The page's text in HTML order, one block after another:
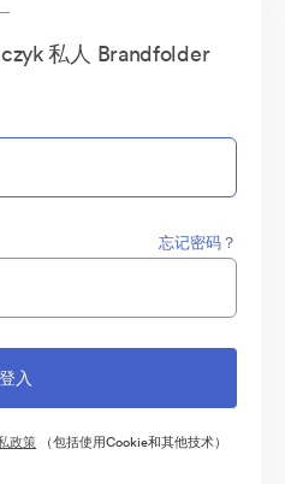
私人 Brandfolder
忘记密码？
政策 （包括使用Cookie和其他技术）